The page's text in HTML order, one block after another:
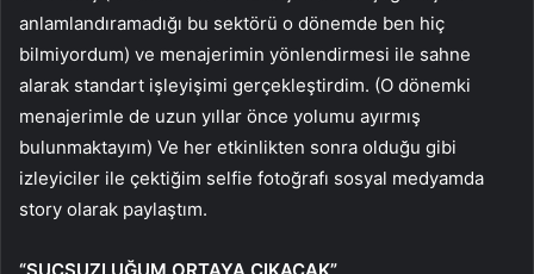
anlamlandıramadığı bu sektörü o dönemde ben hiç
bilmiyordum) ve menajerimin yönlendirmesi ile sahne
alarak standart işleyişimi gerçekleştirdim. (O dönemki
menajerimle de uzun yıllar önce yolumu ayırmış
bulunmaktayım) Ve her etkinlikten sonra olduğu gibi
izleyiciler ile çektiğim selfie fotoğrafı sosyal medyamda
story olarak paylaştım.